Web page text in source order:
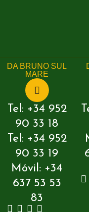
DA BRUNO SUL
MARE
Tel: +34 952
90 33 18
Tel: +34 952
90 33 19
Móvil: +34
637 53 53
83